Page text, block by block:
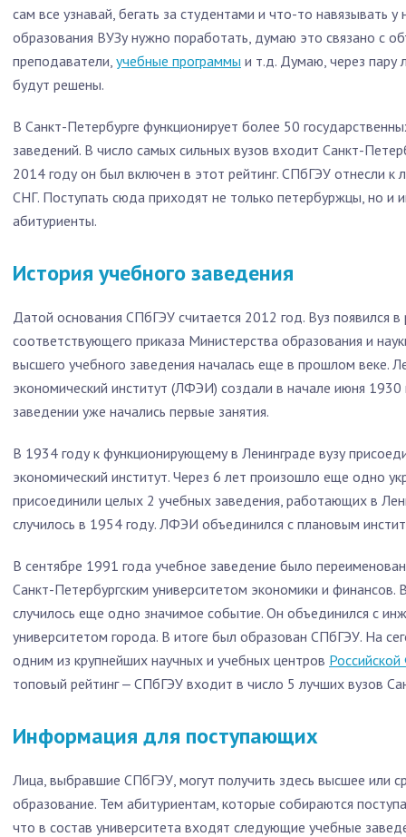
сам все узнавай, бегать за студентами и что-то навязывать
образования ВУЗу нужно поработать, думаю это связано с
преподаватели, учебные программы и т.д. Думаю, через пару
будут решены.
В Санкт-Петербурге функционирует более 50
заведений. В число самых сильных вузов входит Санкт-
2014 году он был включен в этот рейтинг. СПбГЭУ отнесли
СНГ. Поступать сюда приходят не только петербуржцы, но и
абитуриенты.
История учебного заведения
Датой основания СПбГЭУ считается 2012 год. Вуз появился в
соответствующего приказа Министерства образования и
высшего учебного заведения началась еще в прошлом веке.
экономический институт (ЛФЭИ) создали в начале июня
заведении уже начались первые занятия.
В 1934 году к функционирующему в Ленинграде вузу
экономический институт. Через 6 лет произошло еще одно
присоединили целых 2 учебных заведения, работающих в
случилось в 1954 году. ЛФЭИ объединился с плановым
В сентябре 1991 года учебное заведение было
Санкт-Петербургским университетом экономики и финансов.
случилось еще одно значимое событие. Он объединился с
университетом города. В итоге был образован СПбГЭУ. На
одним из крупнейших научных и учебных центров
топовый рейтинг ‒ СПбГЭУ входит в число 5 лучших вузов
Информация для поступающих
Лица, выбравшие СПбГЭУ, могут получить здесь высшее или
образование. Тем абитуриентам, которые собираются
что в состав университета входят следующие учебные